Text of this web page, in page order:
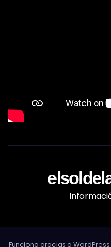
Funciona gracias a WordPress